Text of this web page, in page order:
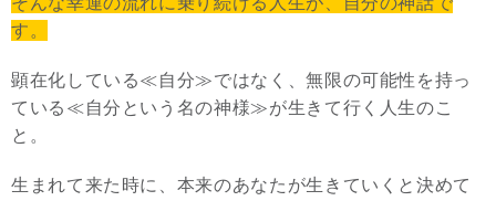
す。
顕在化している≪自分≫ではなく、無限の可能性を持っ
ている≪自分という名の神様≫が生きて行く人生のこ
と。
生まれて来た時に、本来のあなたが生きていくと決めて